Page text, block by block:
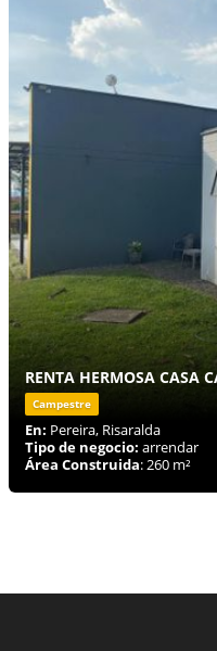
RENTA HERMOSA CASA
Campestre
En: Pereira, Risaralda
Tipo de negocio: arrendar
Área Construida: 260 m²